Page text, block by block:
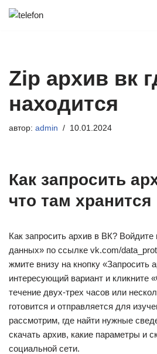
Zip архив вк
находится
автор: admin 10.01.2024
Как запросить
что там хранится
Как запросить архив в ВК?
данных» по ссылке vk.com/
жмите внизу на кнопку «Запросить
интересующий вариант и кликните
течение двух-трех часов или
готовится и отправляется для
рассмотрим, где найти нужные
скачать архив, какие параметры и
социальной сети.